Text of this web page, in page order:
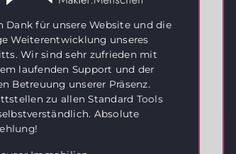
Dank für unsere Website und die
Weiterentwicklung unseres
Wir sind sehr zufrieden mit
laufenden Support und der
Betreuung unserer Präsenz.
zu allen Standard Tools
Absolute